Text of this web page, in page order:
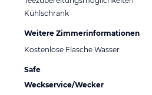
Kühlschrank
Weitere Zimmerinformationen
Kostenlose Flasche Wasser
Safe
Weckservice/Wecker